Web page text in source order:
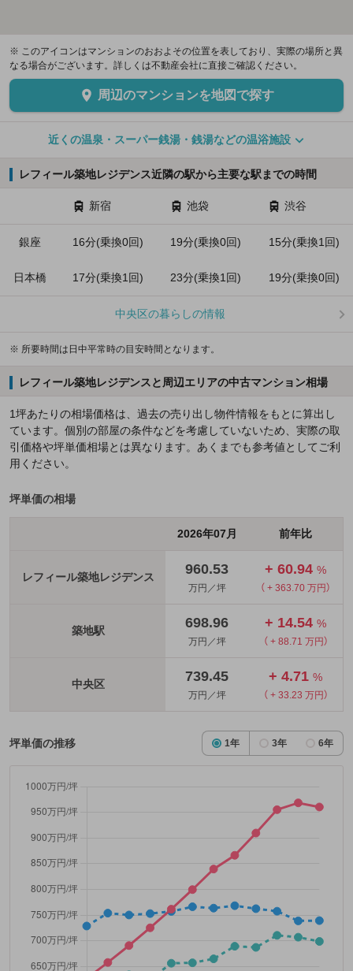
※ このアイコンはマンションのおおよその位置を表しており、実際の場所と異
なる場合がございます。詳しくは不動産会社に直接ご確認ください。
周辺のマンションを地図で探す
近くの温泉・スーパー銭湯・銭湯などの温浴施設
レフィール築地レジデンス近隣の駅から主要な駅までの時間
新宿 池袋 渋谷
銀座 16分(乗換0回) 19分(乗換0回) 15分(乗換1回)
日本橋 17分(乗換1回) 23分(乗換1回) 19分(乗換0回)
中央区の暮らしの情報
※ 所要時間は日中平常時の目安時間となります。
レフィール築地レジデンスと周辺エリアの中古マンション相場
1坪あたりの相場価格は、過去の売り出し物件情報をもとに算出し
ています。個別の部屋の条件などを考慮していないため、実際の取
引価格や坪単価相場とは異なります。あくまでも参考値としてご利
用ください。
坪単価の相場
2026年07月 前年比
レフィール築地レジデンス 960.53
万円／坪
+ 60.94 %
（ + 363.70 万円）
築地駅 698.96
万円／坪
+ 14.54 %
（ + 88.71 万円）
中央区 739.45
万円／坪
+ 4.71 %
（ + 33.23 万円）
坪単価の推移 1年 3年 6年